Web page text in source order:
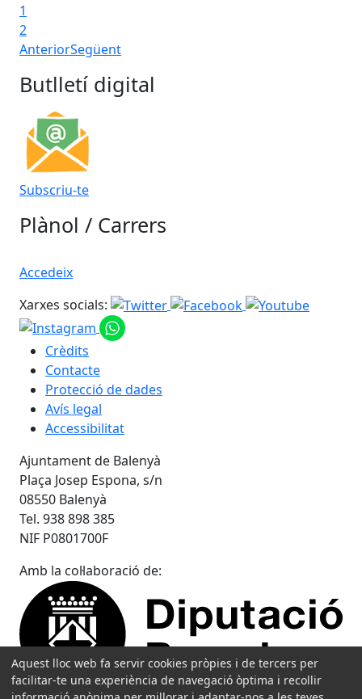
1
2
AnteriorSegüent
Butlletí digital
Subscriu-te
Plànol / Carrers
Accedeix
Xarxes socials:
Crèdits
Contacte
Protecció de dades
Avís legal
Accessibilitat
Ajuntament de Balenyà
Plaça Josep Espona, s/n
08550 Balenyà
Tel. 938 898 385
NIF P0801700F
Amb la col·laboració de:
Aquest lloc web fa servir cookies pròpies i de tercers per
facilitar-te una experiència de navegació òptima i recollir